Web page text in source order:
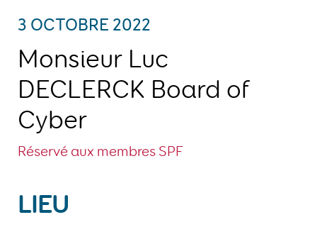
3 OCTOBRE 2022
Monsieur Luc
DECLERCK Board of
Cyber
Réservé aux membres SPF
LIEU